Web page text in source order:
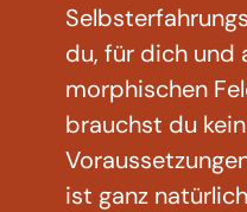
du, für dich und
morphischen
brauchst du
ist ganz